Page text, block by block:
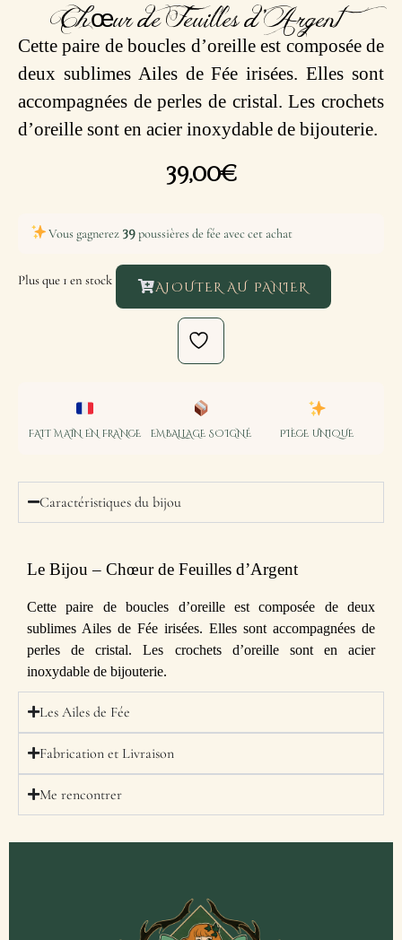
Chœur de Feuilles d’Argent
Cette paire de boucles d’oreille est composée de
deux sublimes Ailes de Fée irisées. Elles sont
accompagnées de perles de cristal. Les crochets
d’oreille sont en acier inoxydable de bijouterie.
39,00€
Vous gagnerez 39poussières de fée avec cet achat
Plus que 1 en stock AJOUTER AU PANIER
FAIT MAIN EN FRANCE EMBALLAGE SOIGNÉ PIÈCE UNIQUE
Caractéristiques du bijou
Le Bijou – Chœur de Feuilles d’Argent
Cette paire de boucles d’oreille est composée de deux
sublimes Ailes de Fée irisées. Elles sont accompagnées de
perles de cristal. Les crochets d’oreille sont en acier
inoxydable de bijouterie.
Les Ailes de Fée
Fabrication et Livraison
Me rencontrer